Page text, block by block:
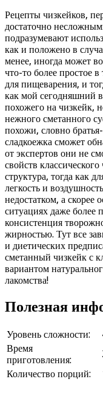
Рецепты чизкейков,
достаточно
подразумевают
как и положено в
менее, иногда может
что-то более простое
для пищеварения, и
как мой сегодняшний
похожего на чизкейк,
нежного сметанного
похожи, словно
сладкоежка сможет
от экспертов они не
свойств
структура, тогда как
легкость и
недостатком, а скорее
ситуациях даже более
консистенция
жирностью. Тут все
и диетических
сметанный чизкейк с
вариантом
лакомства!
Полезная
Уровень сложности:
Время
приготовления:
Количество порций: